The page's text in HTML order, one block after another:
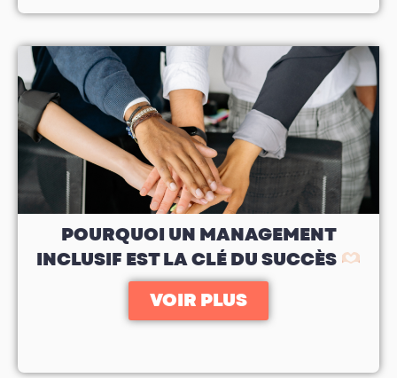
POURQUOI UN MANAGEMENT
INCLUSIF EST LA CLÉ DU SUCCÈS
VOIR PLUS